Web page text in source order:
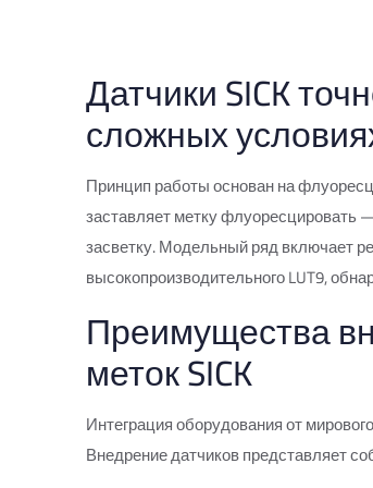
Датчики SICK
сложных
Принцип работы основан на
заставляет метку флуоресцировать
засветку. Модельный ряд включает
высокопроизводительного LUT9,
Преимущества
меток SICK
Интеграция оборудования от
Внедрение датчиков представляет